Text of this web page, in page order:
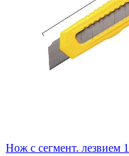
Нож с сегмент. лезвием